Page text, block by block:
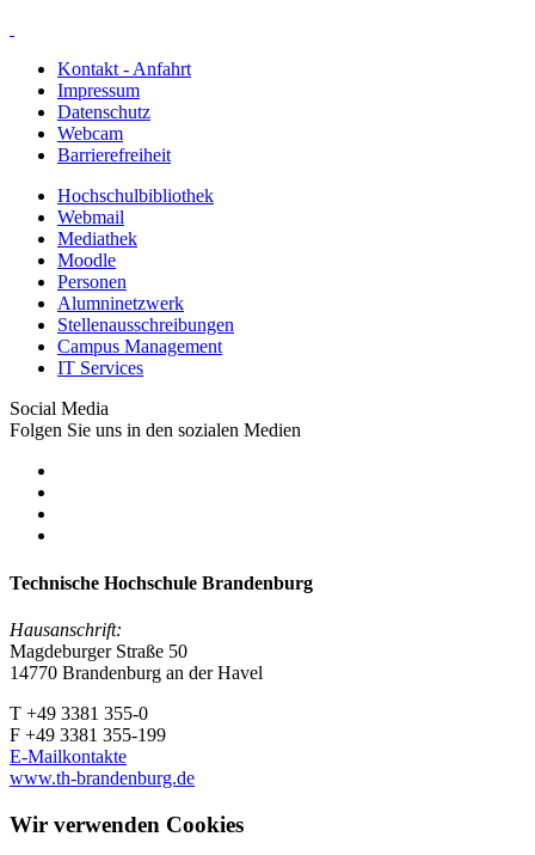
Kontakt - Anfahrt
Impressum
Datenschutz
Webcam
Barrierefreiheit
Hochschulbibliothek
Webmail
Mediathek
Moodle
Personen
Alumninetzwerk
Stellenausschreibungen
Campus Management
IT Services
Social Media
Folgen Sie uns in den sozialen Medien
Technische Hochschule Brandenburg
Hausanschrift:
Magdeburger Straße 50
14770 Brandenburg an der Havel
T +49 3381 355-0
F +49 3381 355-199
E-Mailkontakte
www.th-brandenburg.de
Wir verwenden Cookies